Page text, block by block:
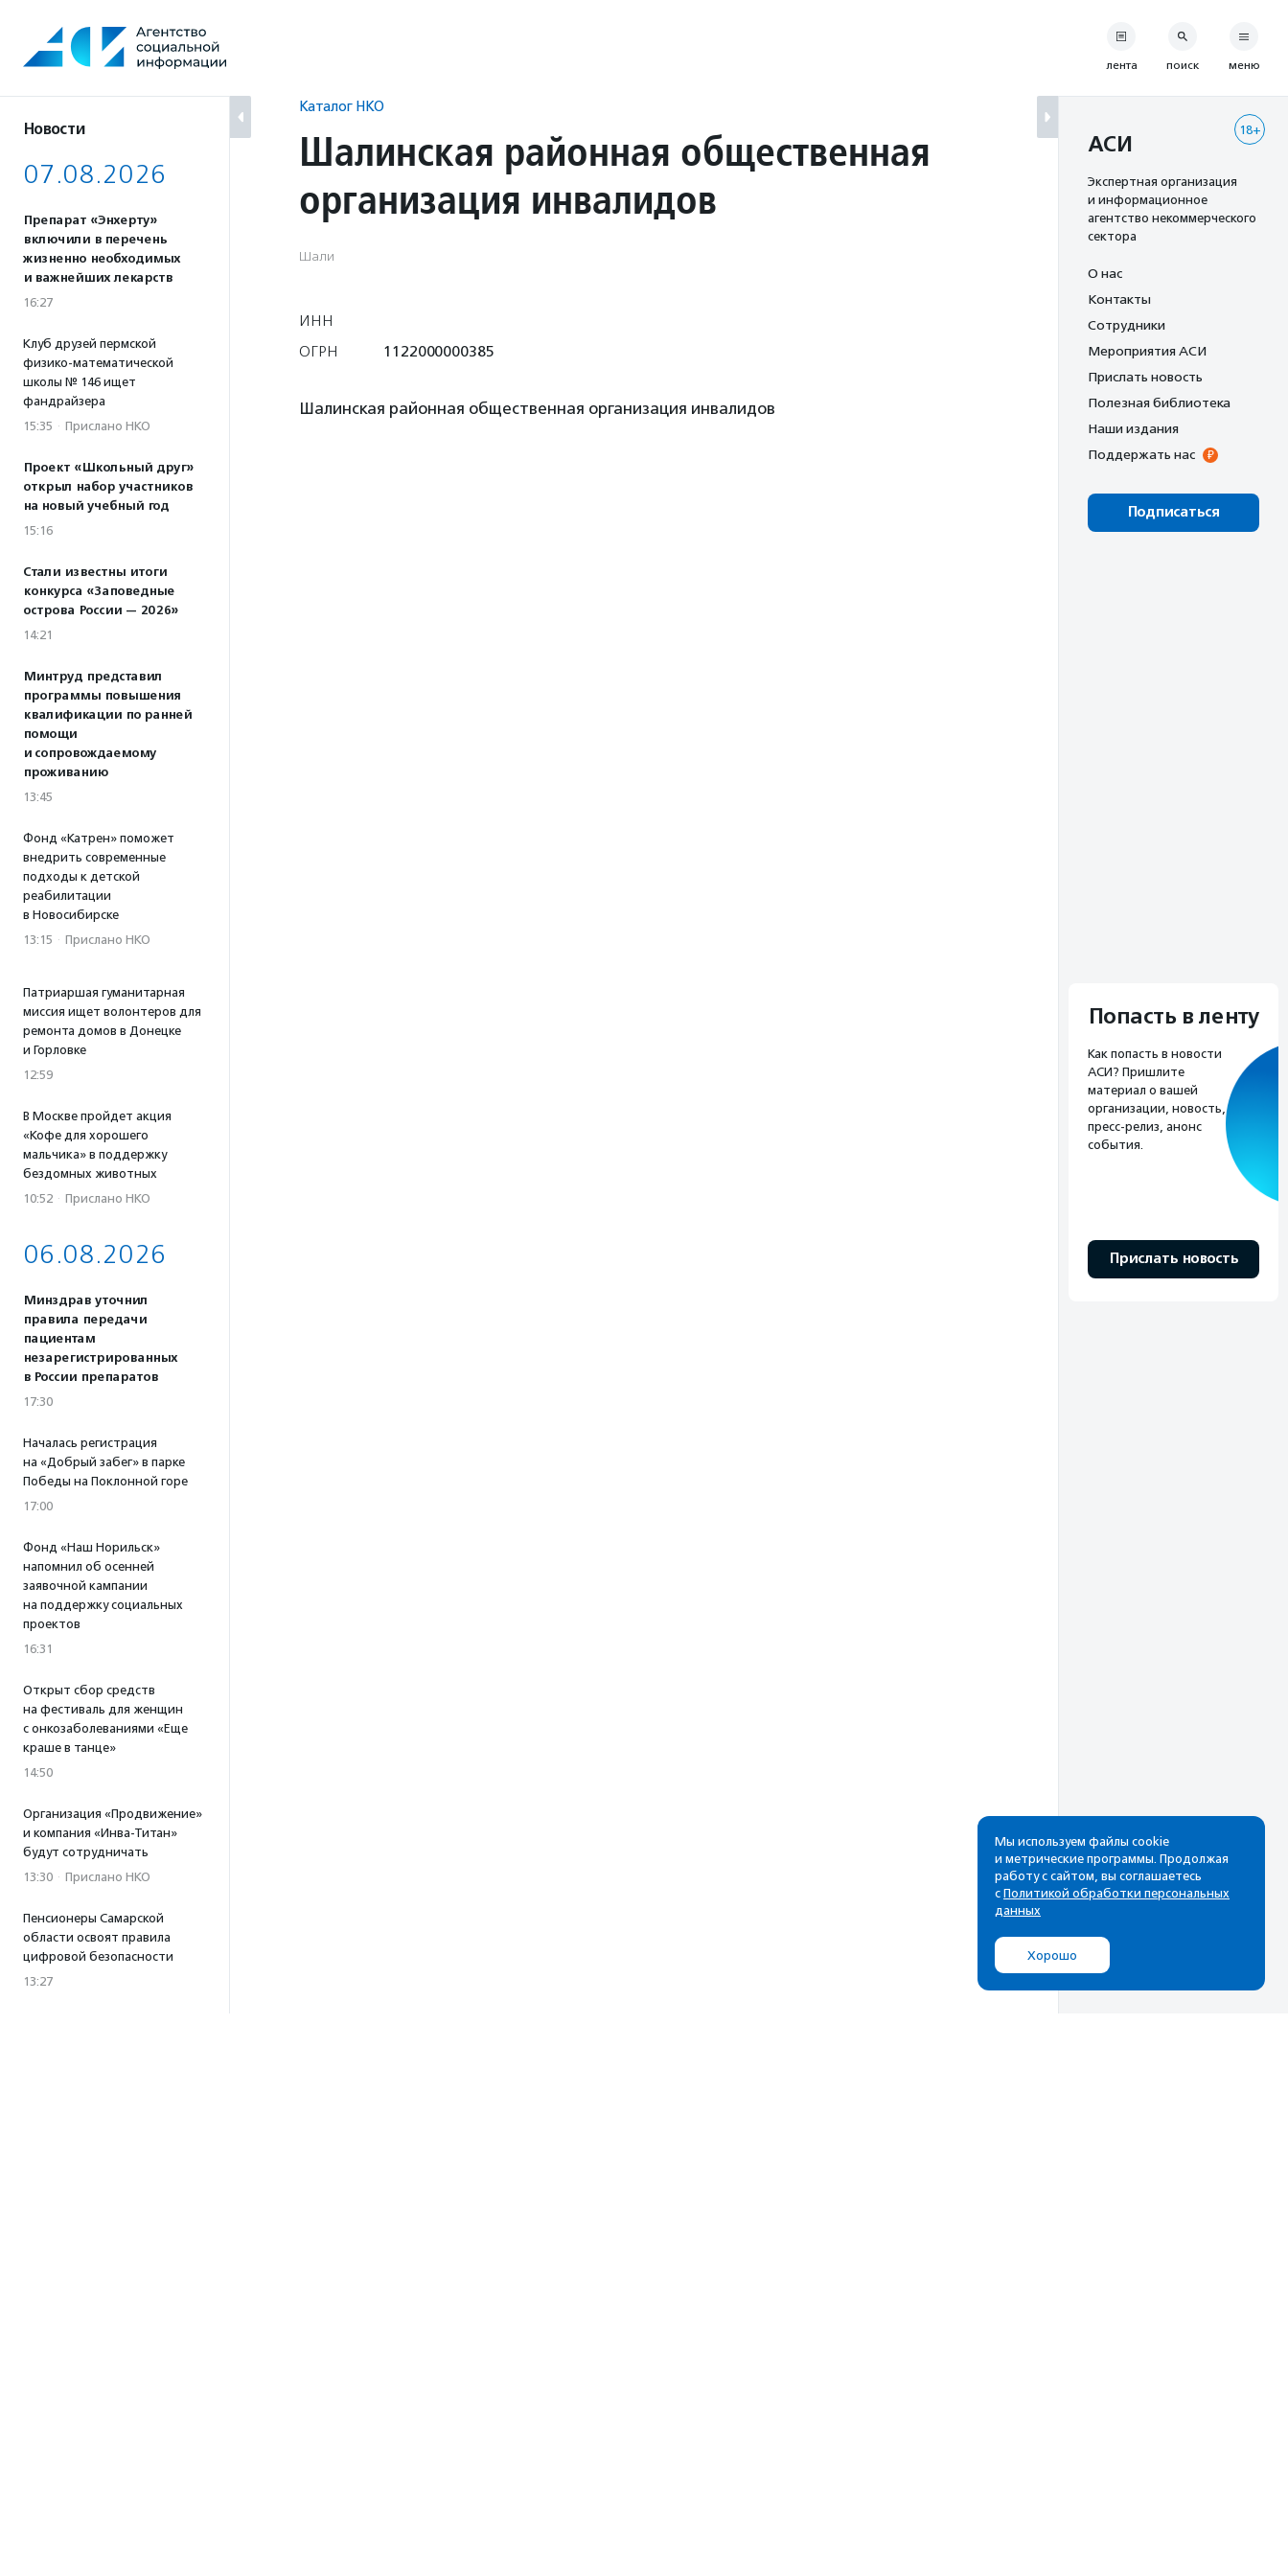
содержанию
Новости
07.08.2026
Препарат «Энхерту»
включили в перечень
жизненно необходимых
и важнейших лекарств
16:27
Клуб друзей пермской
физико-математической
школы № 146 ищет
фандрайзера
15:35 · Прислано НКО
Проект «Школьный друг»
открыл набор участников
на новый учебный год
15:16
Стали известны итоги
конкурса «Заповедные
острова России — 2026»
14:21
Минтруд представил
программы повышения
квалификации по ранней
помощи
и сопровождаемому
проживанию
13:45
Фонд «Катрен» поможет
внедрить современные
подходы к детской
реабилитации
в Новосибирске
13:15 · Прислано НКО
Патриаршая гуманитарная
миссия ищет волонтеров для
ремонта домов в Донецке
и Горловке
12:59
В Москве пройдет акция
«Кофе для хорошего
мальчика» в поддержку
бездомных животных
10:52 · Прислано НКО
06.08.2026
Минздрав уточнил
правила передачи
пациентам
незарегистрированных
в России препаратов
17:30
Началась регистрация
на «Добрый забег» в парке
Победы на Поклонной горе
17:00
Фонд «Наш Норильск»
напомнил об осенней
заявочной кампании
на поддержку социальных
проектов
16:31
Открыт сбор средств
на фестиваль для женщин
с онкозаболеваниями «Еще
краше в танце»
14:50
Организация «Продвижение»
и компания «Инва-Титан»
будут сотрудничать
13:30 · Прислано НКО
Пенсионеры Самарской
области освоят правила
цифровой безопасности
13:27
Каталог НКО
Шалинская районная общественная
организация инвалидов
Шали
ИНН
ОГРН
1122000000385
Шалинская районная общественная организация инвалидов
лента поиск меню
18+
АСИ
Экспертная организация
и информационное
агентство некоммерческого
сектора
О нас
Контакты
Сотрудники
Мероприятия АСИ
Прислать новость
Полезная библиотека
Наши издания
Поддержать нас
Подписаться
Попасть в ленту
Как попасть в новости
АСИ? Пришлите
материал о вашей
организации, новость,
пресс-релиз, анонс
события.
Прислать новость
Рассылка
Cамые свежие новости,
почтовом ящике
Мы используем файлы cookie
и метрические программы. Продолжая
работу с сайтом, вы соглашаетесь
с Политикой обработки персональных
данных
Хорошо